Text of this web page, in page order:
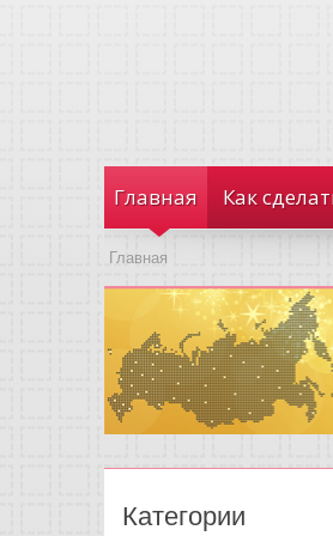
Главная Как
Главная
Категории